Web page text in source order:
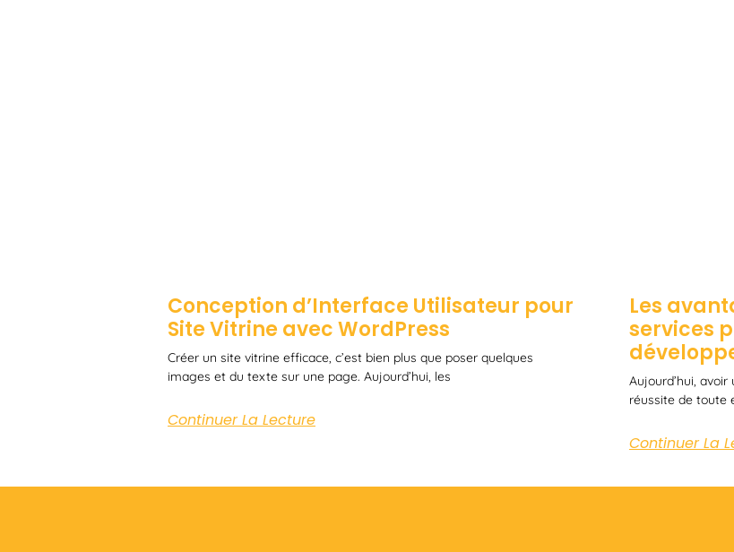
Conception d’Interface Utilisateur pour
Site Vitrine avec WordPress
Créer un site vitrine efficace, c’est bien plus que poser quelques
images et du texte sur une page. Aujourd’hui, les
Continuer La Lecture
Les
services
Aujourd’hui,
réussite de toute
Continuer La